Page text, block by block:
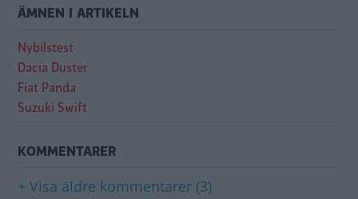
ÄMNEN I ARTIKELN
Nybilstest
Dacia Duster
Fiat Panda
Suzuki Swift
KOMMENTARER
+ Visa äldre kommentarer (3)